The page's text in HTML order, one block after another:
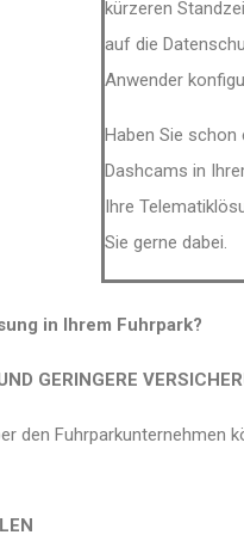
kürzeren
auf die
Anwender
Haben Sie schon
Dashcams in
Ihre
Sie gerne dabei.
in Ihrem Fuhrpark?
GERINGERE
den Fuhrparkunternehmen